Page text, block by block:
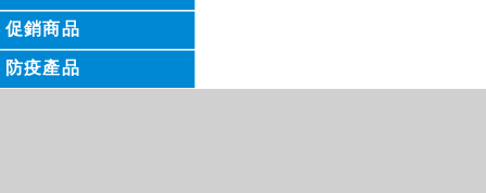
促銷商品
防疫產品